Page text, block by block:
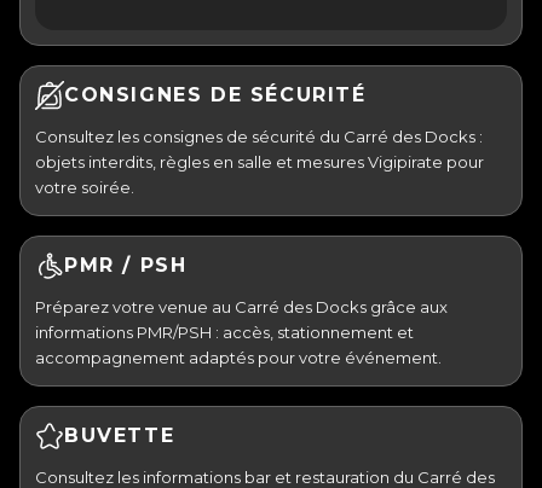
CONSIGNES DE SÉCURITÉ
Consultez les consignes de sécurité du Carré des Docks :
objets interdits, règles en salle et mesures Vigipirate pour
votre soirée.
PMR / PSH
Préparez votre venue au Carré des Docks grâce aux
informations PMR/PSH : accès, stationnement et
accompagnement adaptés pour votre événement.
BUVETTE
Consultez les informations bar et restauration du Carré des